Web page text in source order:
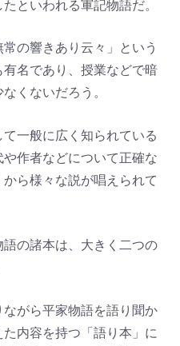
といわれる軍記物語だ。
の響きあり云々」という
名であり、授業などで暗
くないだろう。
一般に広く知られている
作者などについて正確な
ら様々な説が唱えられて
の諸本は、大きく二つの
がら平家物語を語り聞か
内容を持つ「語り本」に